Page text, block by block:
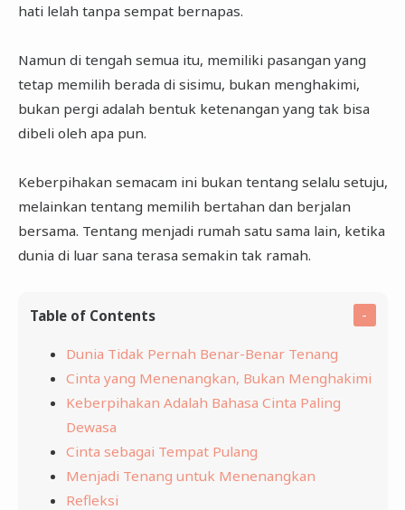
hati lelah tanpa sempat bernapas.
Namun di tengah semua itu, memiliki pasangan yang
tetap memilih berada di sisimu, bukan menghakimi,
bukan pergi adalah bentuk ketenangan yang tak bisa
dibeli oleh apa pun.
Keberpihakan semacam ini bukan tentang selalu setuju,
melainkan tentang memilih bertahan dan berjalan
bersama. Tentang menjadi rumah satu sama lain, ketika
dunia di luar sana terasa semakin tak ramah.
Table of Contents
Dunia Tidak Pernah Benar-Benar Tenang
Cinta yang Menenangkan, Bukan Menghakimi
Keberpihakan Adalah Bahasa Cinta Paling
Dewasa
Cinta sebagai Tempat Pulang
Menjadi Tenang untuk Menenangkan
Refleksi